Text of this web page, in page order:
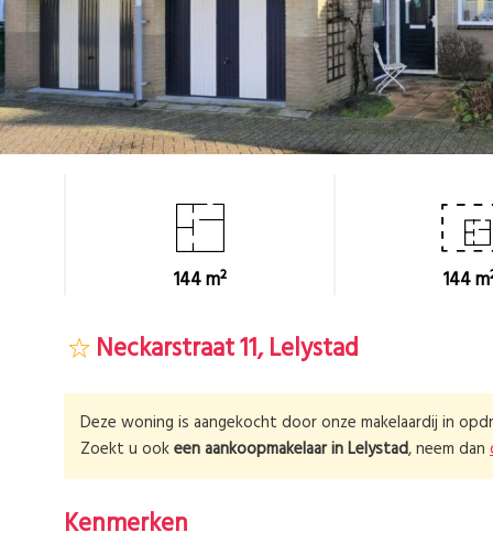
144 m² 144
Neckarstraat 11, Lelystad
Deze woning is aangekocht door onze makelaardij in
Zoekt u ookeen aankoopmakelaar inLelystad, neem dan
Kenmerken